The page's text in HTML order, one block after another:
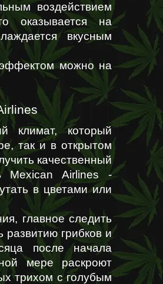
воздействием
оказывается на
вкусным
можно на
климат, который
так и в открытом
качественный
Mexican Airlines -
в цветами или
главное следить
развитию грибков и
после начала
мере раскроют
трихом с голубым